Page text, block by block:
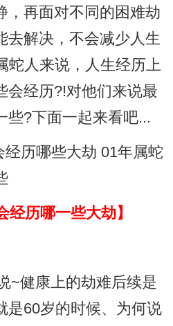
，再面对不同的困难劫
去解决，不会减少人生
蛇人来说，人生经历上
会经历?!对他们来说最
些?下面一起来看吧...
经历哪一些大劫】
~健康上的劫难后续是
是60岁的时候、为何说